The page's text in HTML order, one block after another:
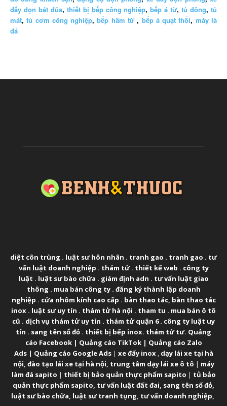
đẩy dọn bát đũa, thiết bị bếp công nghiệp,bếp á từ,tủ đông,tủ
mát,tủ cơm công nghiệp,bếp hầm từ , bếp á quạt thổi, máy là
đá
diệt côn trùng . luật sư hôn nhân . tranh gao . tranh gao . tư
vấn luật doanh nghiệp . thám tử. thiết kế web . công ty
luật . luật sư bào chữa . giám định adn . tư vấn luật giao
thông . mua bán công ty. đăng ký thành lập doanh
nghiệp . cửa nhôm kính cao cấp . bàn thao tác, bàn thao tác
inox . luật sư uy tín . thám tử hà nội . tham tu . mua bán ô tô
cũ . dịch vụ thám tử uy tín . thám tử quận 6. công ty luật uy
tín . sang tên sổ đỏ . thiết bị bếp inox. thám tử tư. Quảng
cáo Facebook| Quảng cáo TikTok| Quảng cáo Zalo
Ads| Quảng cáo Google Ads| xe đẩy inox, dạy lái xe tại hà
nội, đào tạo lái xe tại hà nội, trung tâm dạy lái xe ô tô | máy
làm đá sapito | thiết bị bảo quản thực phẩm sapito | tủ bảo
quản thực phẩm sapito, tư vấn luật đất đai, sang tên sổ đỏ,
luật sư bào chữa, luật sư tranh tụng, tư vấn doanh nghiệp,